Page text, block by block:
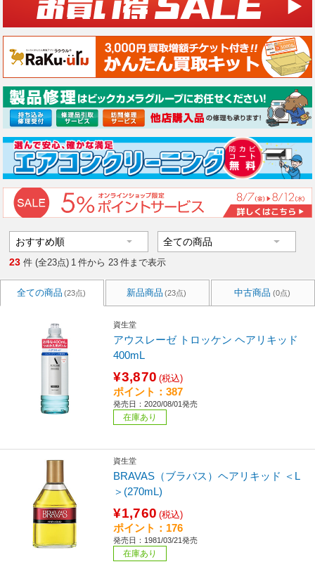
23 件 (全23点) 1 件から 23 件まで表示
全ての商品 (23点) 新品商品 (23点) 中古商品 (0点)
資生堂
アウスレーゼ トロッケン ヘアリキッド
400mL
¥3,870 (税込)
ポイント：387
発売日：2020/08/01発売
在庫あり
資生堂
BRAVAS（ブラバス）ヘアリキッド ＜L
＞(270mL)
¥1,760 (税込)
ポイント：176
発売日：1981/03/21発売
在庫あり